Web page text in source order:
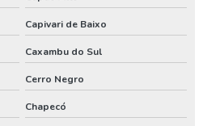
Capivari de Baixo
Caxambu do Sul
Cerro Negro
Chapecó